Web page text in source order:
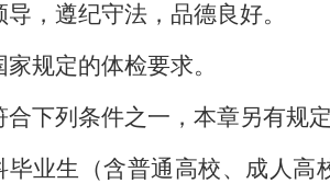
，遵纪守法，品德良好。
规定的体检要求。
合下列条件之一，本章另有规
毕业生（含普通高校、成人